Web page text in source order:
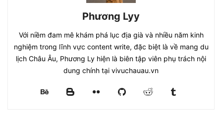
Phương Lyy
Với niềm đam mê khám phá lục địa già và nhiều năm kinh
nghiệm trong lĩnh vực content write, đặc biệt là về mang du
lịch Châu Âu, Phương Ly hiện là biên tập viên phụ trách nội
dung chính tại vivuchauau.vn